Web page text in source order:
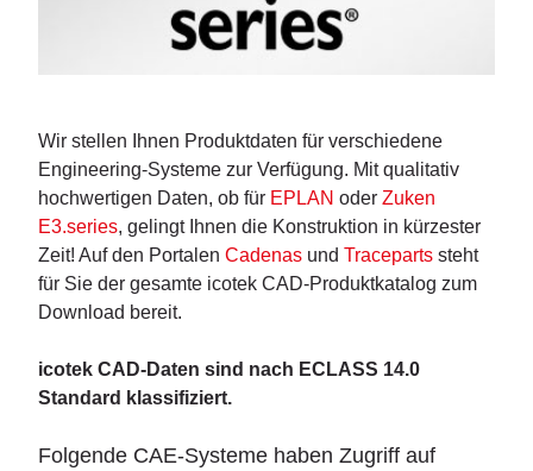
Wir stellen Ihnen Produktdaten für verschiedene
Engineering-Systeme zur Verfügung. Mit qualitativ
hochwertigen Daten, ob für EPLAN oder Zuken
E3.series, gelingt Ihnen die Konstruktion in kürzester
Zeit! Auf den Portalen Cadenas und Traceparts steht
für Sie der gesamte icotek CAD-Produktkatalog zum
Download bereit.
icotek CAD-Daten sind nach ECLASS 14.0
Standard klassifiziert.
Folgende CAE-Systeme haben Zugriff auf